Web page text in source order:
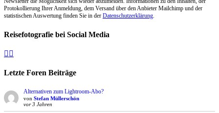
Protokollierung Ihrer Anmeldung, dem Versand über den Anbieter Mailchimp und der
statistischen Auswertung finden Sie in der Datenschutzerklärung.
Reisefotografie bei Social Media
Facebook
Letzte Foren Beiträge
Alternativen zum Lightroom-Abo?
von Stefan Müllerschön
vor 3 Jahren